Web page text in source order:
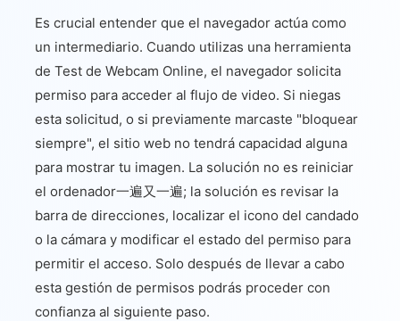
Es crucial entender que el navegador actúa como
un intermediario. Cuando utilizas una herramienta
de Test de Webcam Online, el navegador solicita
permiso para acceder al flujo de video. Si niegas
esta solicitud, o si previamente marcaste "bloquear
siempre", el sitio web no tendrá capacidad alguna
para mostrar tu imagen. La solución no es reiniciar
el ordenador一遍又一遍; la solución es revisar la
barra de direcciones, localizar el icono del candado
o la cámara y modificar el estado del permiso para
permitir el acceso. Solo después de llevar a cabo
esta gestión de permisos podrás proceder con
confianza al siguiente paso.